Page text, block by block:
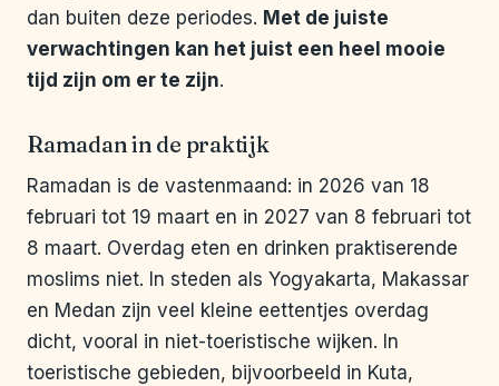
dan buiten deze periodes. Met de juiste
verwachtingen kan het juist een heel mooie
tijd zijn om er te zijn.
Ramadan in de praktijk
Ramadan is de vastenmaand: in 2026 van 18
februari tot 19 maart en in 2027 van 8 februari tot
8 maart. Overdag eten en drinken praktiserende
moslims niet. In steden als Yogyakarta, Makassar
en Medan zijn veel kleine eettentjes overdag
dicht, vooral in niet-toeristische wijken. In
toeristische gebieden, bijvoorbeeld in Kuta,